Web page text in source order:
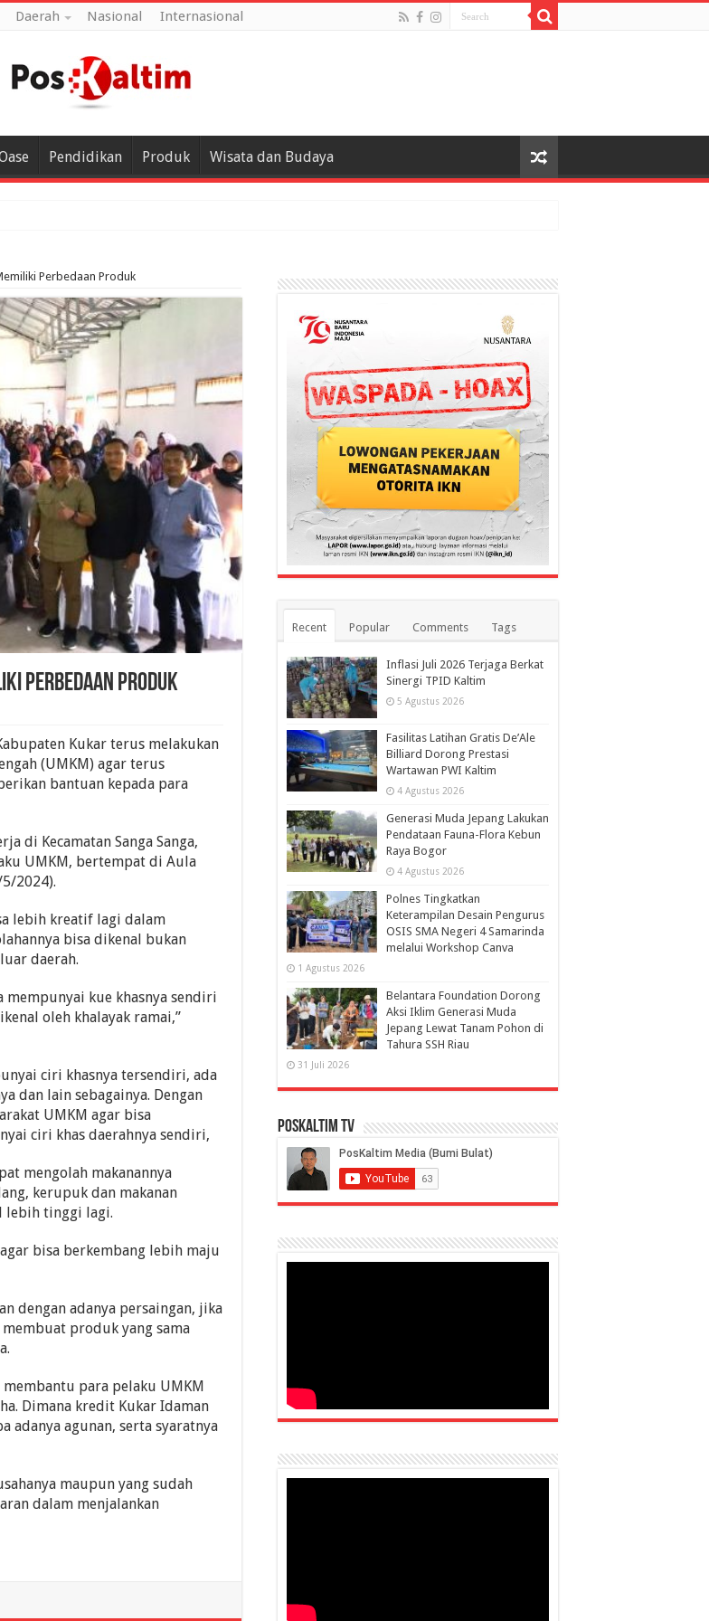
Daerah Nasional Internasional
Pendidikan Produk Wisata dan Budaya
Perbedaan Produk
Perbedaan Produk
Kukar terus melakukan
(UMKM) agar terus
bantuan kepada para
di Kecamatan Sanga Sanga,
UMKM, bertempat di Aula
5/2024).
lebih kreatif lagi dalam
bisa dikenal bukan
daerah.
mempunyai kue khasnya sendiri
oleh khalayak ramai,”
ciri khasnya tersendiri, ada
dan lain sebagainya. Dengan
UMKM agar bisa
ciri khas daerahnya sendiri,
mengolah makanannya
kerupuk dan makanan
lebih tinggi lagi.
bisa berkembang lebih maju
dengan adanya persaingan, jika
produk yang sama
para pelaku UMKM
Dimana kredit Kukar Idaman
adanya agunan, serta syaratnya
maupun yang sudah
dalam menjalankan
Recent Popular Comments Tags
Inflasi Juli 2026 Terjaga Berkat
Sinergi TPID Kaltim
5 Agustus 2026
Fasilitas Latihan Gratis De’Ale
Billiard Dorong Prestasi
Wartawan PWI Kaltim
4 Agustus 2026
Generasi Muda Jepang Lakukan
Pendataan Fauna-Flora Kebun
Raya Bogor
4 Agustus 2026
Polnes Tingkatkan
Keterampilan Desain Pengurus
OSIS SMA Negeri 4 Samarinda
melalui Workshop Canva
1 Agustus 2026
Belantara Foundation Dorong
Aksi Iklim Generasi Muda
Jepang Lewat Tanam Pohon di
Tahura SSH Riau
31 Juli 2026
PosKaltim TV